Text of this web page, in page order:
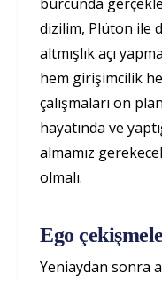
dizilim, Plüton ile
altmışlık açı
hem girişimcilik
çalışmaları ön
hayatında ve
almamız
olmalı.
Ego
Yeniaydan sonra